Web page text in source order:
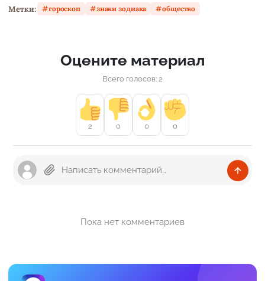
Метки: гороскоп знаки зодиака общество
Оцените материал
Всего голосов: 2
2 0 0 0
Пока нет комментариев